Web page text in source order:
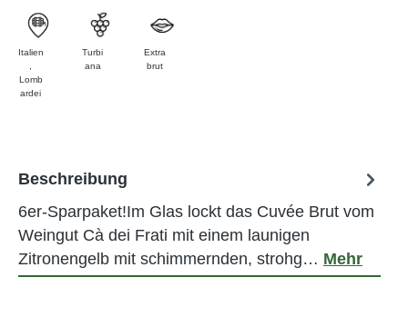
Italien
Lomb
ardei
Turbi
ana
Extra
brut
Beschreibung
6er-Sparpaket!Im Glas lockt das Cuvée Brut vom
Weingut Cà dei Frati mit einem launigen
Zitronengelb mit schimmernden, strohg… Mehr